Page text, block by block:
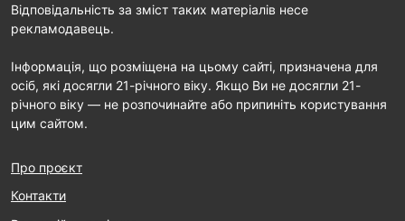
Відповідальність за зміст таких матеріалів несе
рекламодавець.
Інформація, що розміщена на цьому сайті, призначена для
осіб, які досягли 21-річного віку. Якщо Ви не досягли 21-
річного віку — не розпочинайте або припиніть користування
цим сайтом.
Про проєкт
Контакти